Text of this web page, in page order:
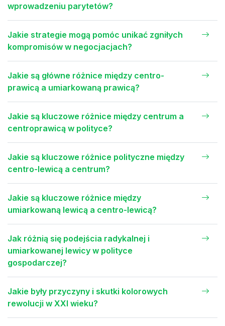
wprowadzeniu parytetów?
Jakie strategie mogą pomóc unikać zgniłych
kompromisów w negocjacjach?
Jakie są główne różnice między centro-
prawicą a umiarkowaną prawicą?
Jakie są kluczowe różnice między centrum a
centroprawicą w polityce?
Jakie są kluczowe różnice polityczne między
centro-lewicą a centrum?
Jakie są kluczowe różnice między
umiarkowaną lewicą a centro-lewicą?
Jak różnią się podejścia radykalnej i
umiarkowanej lewicy w polityce
gospodarczej?
Jakie były przyczyny i skutki kolorowych
rewolucji w XXI wieku?